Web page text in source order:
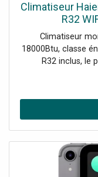
Climatiseur
R32
Climatiseur
18000Btu, classe
R32 inclus, le
(AS50RCBHRA-3
1 Kit de
contrôle à
les